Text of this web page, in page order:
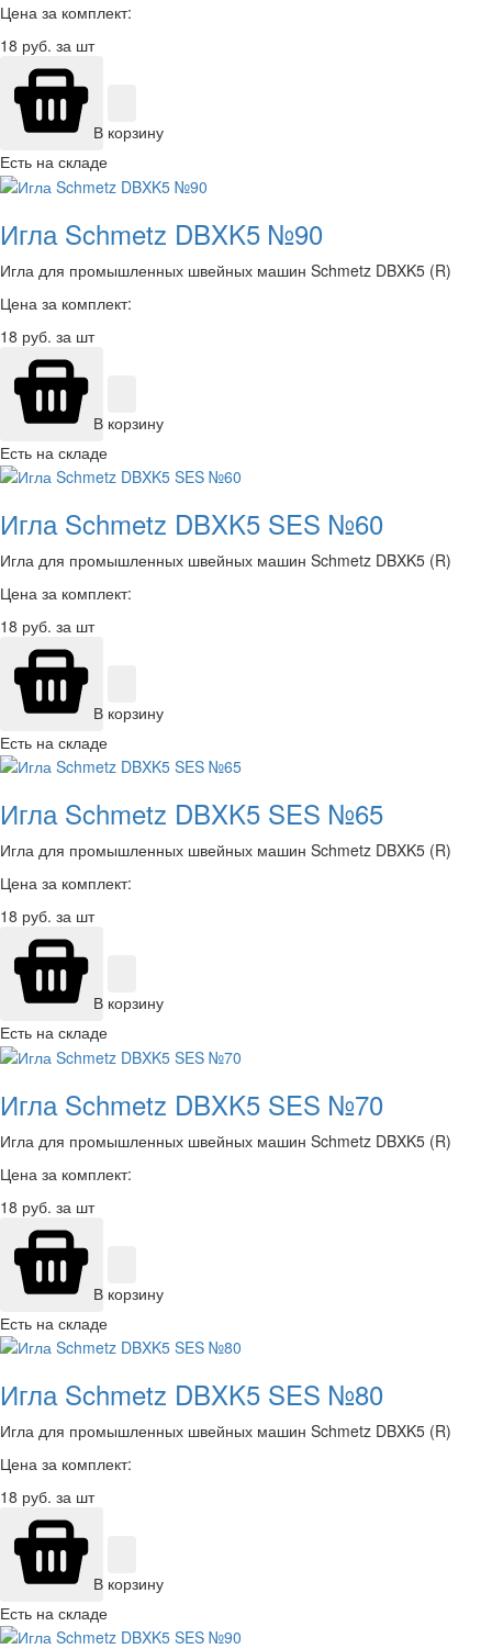
Цена за комплект:
18 руб. за шт
В корзину
Есть на складе
Игла Schmetz DBXK5 №90
Игла для промышленных швейных машин Schmetz DBXK5 (R)
Цена за комплект:
18 руб. за шт
В корзину
Есть на складе
Игла Schmetz DBXK5 SES №60
Игла для промышленных швейных машин Schmetz DBXK5 (R)
Цена за комплект:
18 руб. за шт
В корзину
Есть на складе
Игла Schmetz DBXK5 SES №65
Игла для промышленных швейных машин Schmetz DBXK5 (R)
Цена за комплект:
18 руб. за шт
В корзину
Есть на складе
Игла Schmetz DBXK5 SES №70
Игла для промышленных швейных машин Schmetz DBXK5 (R)
Цена за комплект:
18 руб. за шт
В корзину
Есть на складе
Игла Schmetz DBXK5 SES №80
Игла для промышленных швейных машин Schmetz DBXK5 (R)
Цена за комплект:
18 руб. за шт
В корзину
Есть на складе